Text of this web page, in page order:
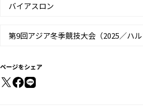
バイアスロン
第9回アジア冬季競技大会（2025／ハル
ページをシェア